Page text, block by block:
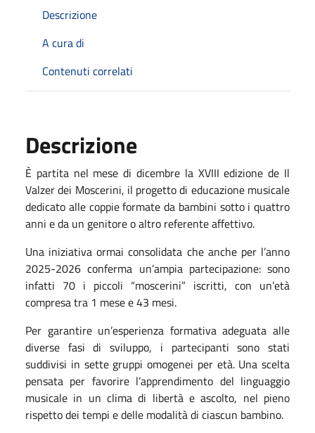
Descrizione
A cura di
Contenuti correlati
Descrizione
È partita nel mese di dicembre la XVIII edizione de Il
Valzer dei Moscerini, il progetto di educazione musicale
dedicato alle coppie formate da bambini sotto i quattro
anni e da un genitore o altro referente affettivo.
Una iniziativa ormai consolidata che anche per l’anno
2025-2026 conferma un’ampia partecipazione: sono
infatti 70 i piccoli “moscerini” iscritti, con un’età
compresa tra 1 mese e 43 mesi.
Per garantire un’esperienza formativa adeguata alle
diverse fasi di sviluppo, i partecipanti sono stati
suddivisi in sette gruppi omogenei per età. Una scelta
pensata per favorire l’apprendimento del linguaggio
musicale in un clima di libertà e ascolto, nel pieno
rispetto dei tempi e delle modalità di ciascun bambino.